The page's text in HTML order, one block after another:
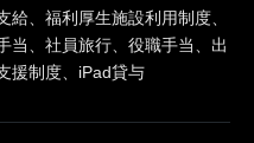
、福利厚生施設利用制度、
当、社員旅行、役職手当、出
援制度、iPad貸与